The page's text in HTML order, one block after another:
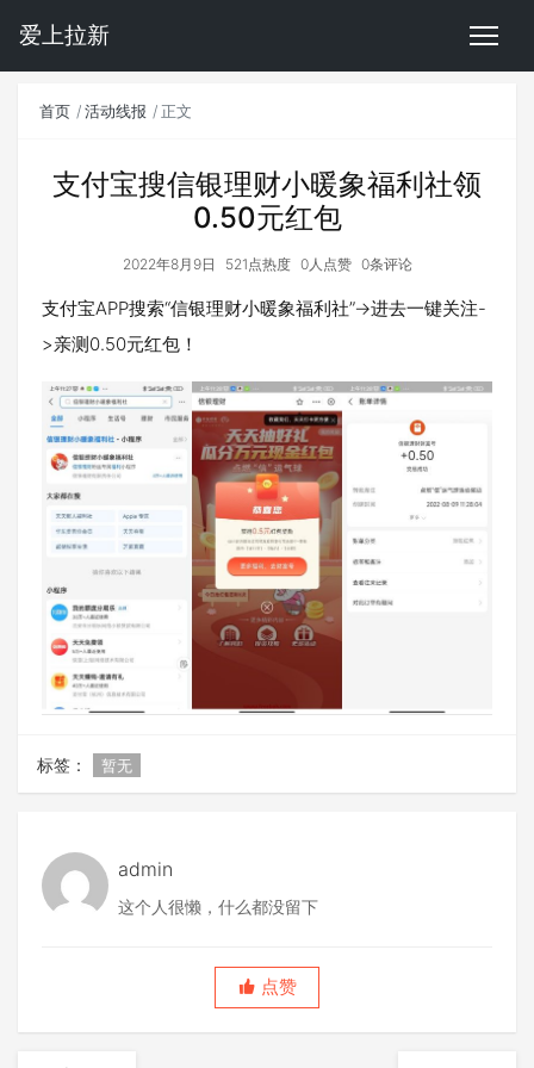
爱上拉新
首页 活动线报 正文
支付宝搜信银理财小暖象福利社领
0.50元红包
2022年8月9日 521点热度 0人点赞 0条评论
支付宝APP搜索“信银理财小暖象福利社”->进去一键关注-
>亲测0.50元红包！
标签： 暂无
admin
这个人很懒，什么都没留下
点赞